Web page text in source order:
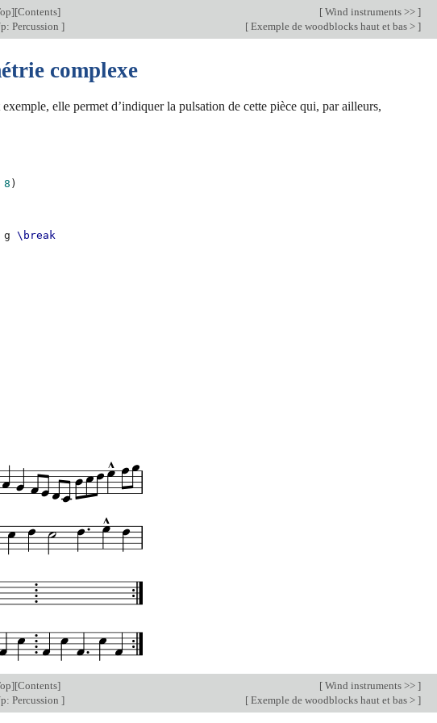
][Contents] [ Wind instruments >> ]
Percussion ] [ Exemple de woodblocks haut et bas > ]
complexe
elle permet d’indiquer la pulsation de cette pièce qui, par ailleurs,
8 )
g
\break
][Contents] [ Wind instruments >> ]
Percussion ] [ Exemple de woodblocks haut et bas > ]